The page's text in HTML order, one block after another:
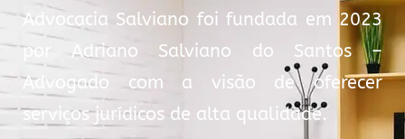
Advocacia Salviano foi fundada em 2023
por Adriano Salviano do Santos –
Advogado com a visão de oferecer
serviços jurídicos de alta qualidade.